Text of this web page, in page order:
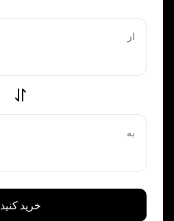
از
به
خرید کنید